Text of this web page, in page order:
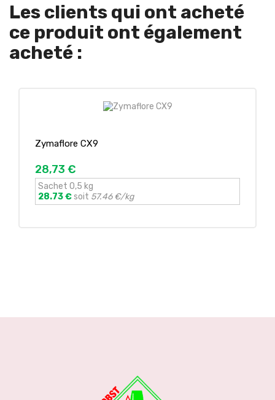
Les clients qui ont acheté
ce produit ont également
acheté :
Zymaflore CX9
28,73 €
Sachet 0,5 kg
28.73 €soit 57.46 €/kg